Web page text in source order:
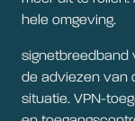
hele omgeving.
signetbreedband
de adviezen van
situatie. VPN-